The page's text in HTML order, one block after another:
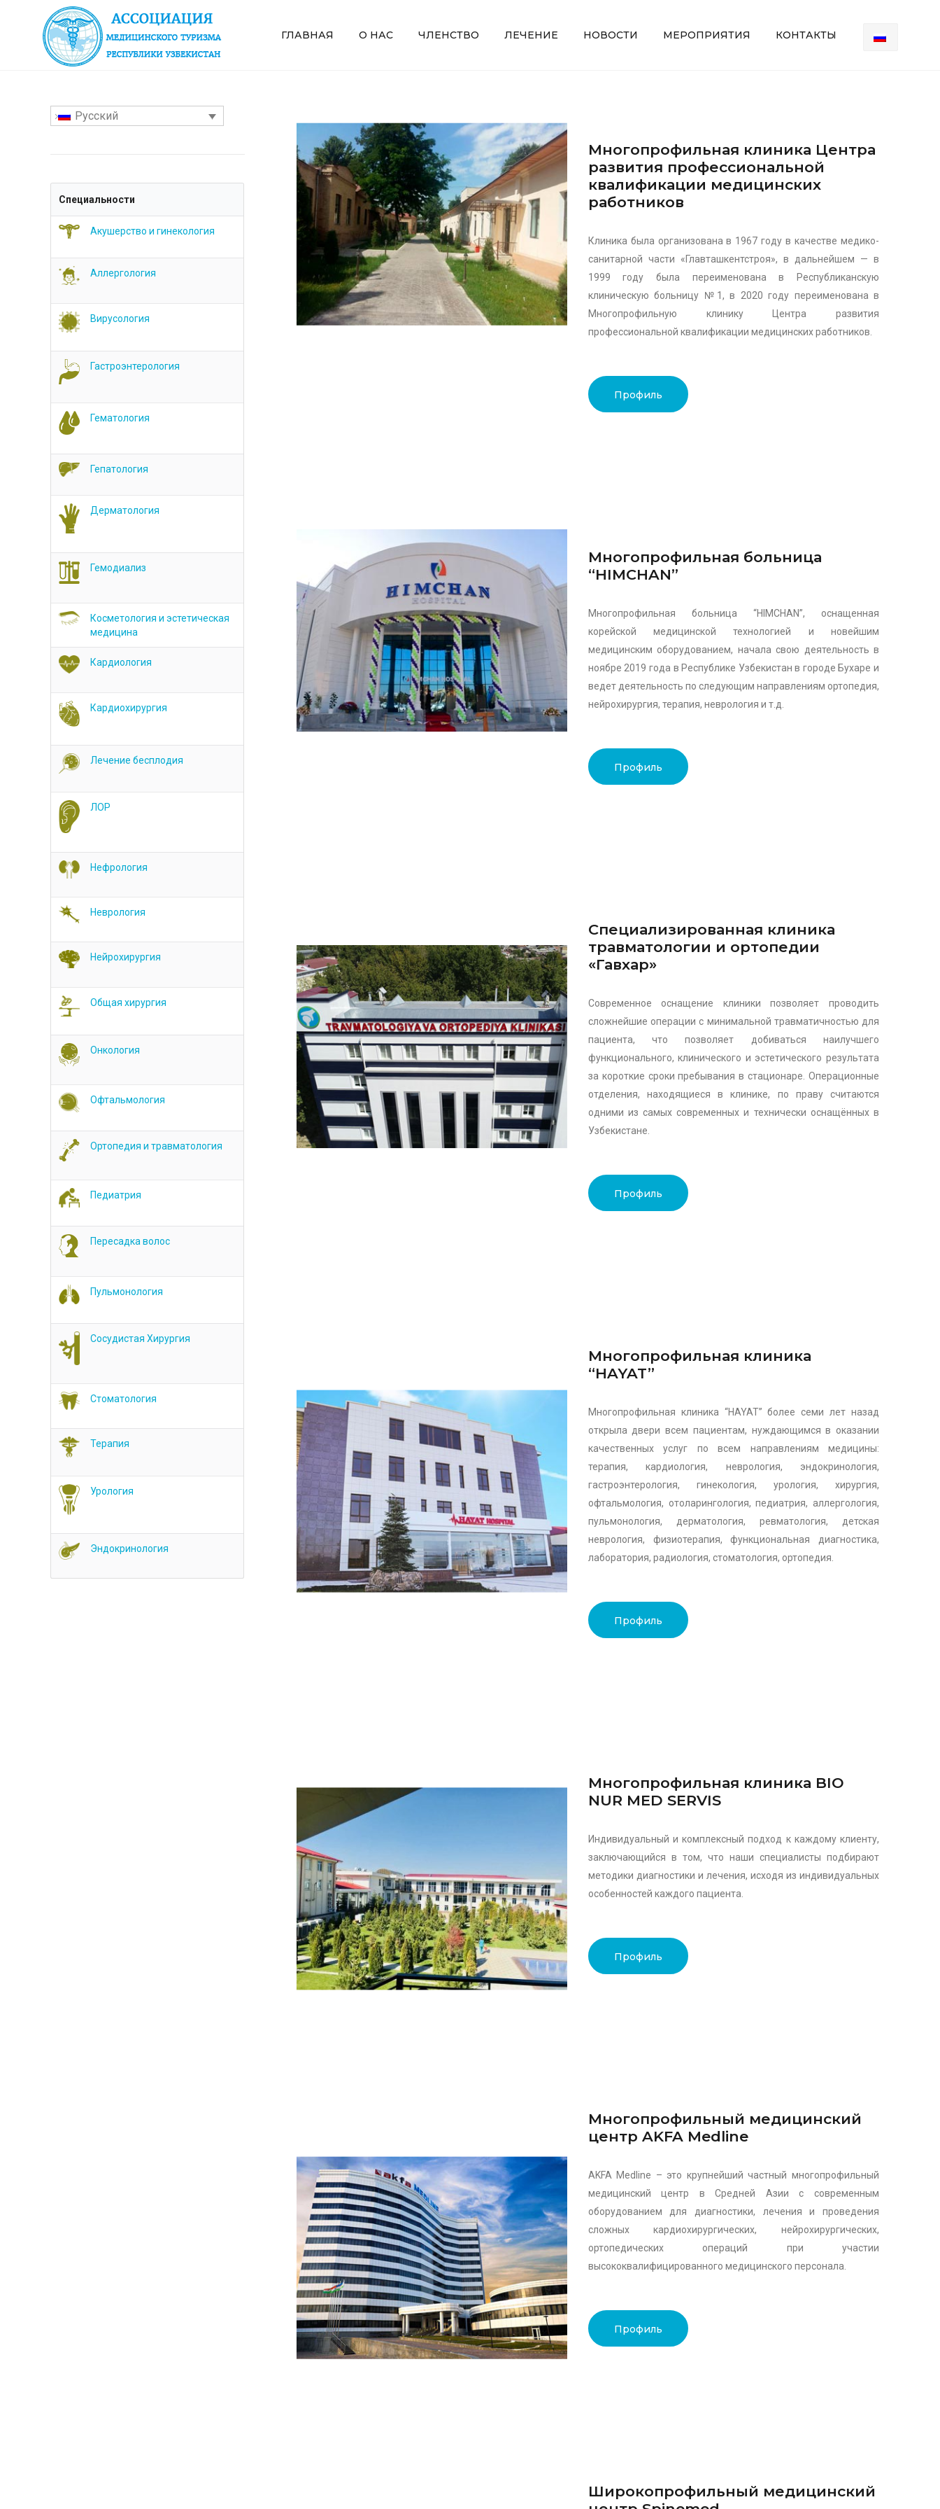
ГЛАВНАЯ О НАС ЧЛЕНСТВО ЛЕЧЕНИЕ НОВОСТИ МЕРОПРИЯТИЯ КОНТАКТЫ
Многопрофильная клиника Центра
развития профессиональной
квалификации медицинских
работников
Клиника была организована в 1967 году в качестве медико-
санитарной части «Главташкентстроя», в дальнейшем — в
1999 году была переименована в Республиканскую
клиническую больницу №1, в 2020 году переименована в
Многопрофильную клинику Центра развития
профессиональной квалификации медицинских работников.
Профиль
Многопрофильная больница
“HIMCHAN”
Многопрофильная больница “HIMCHAN”, оснащенная
корейской медицинской технологией и новейшим
медицинским оборудованием, начала свою деятельность в
ноябре 2019 года в Республике Узбекистан в городе Бухаре и
ведет деятельность по следующим направлениям ортопедия,
нейрохирургия, терапия, неврология и т.д.
Профиль
Специализированная клиника
травматологии и ортопедии
«Гавхар»
Современное оснащение клиники позволяет проводить
сложнейшие операции с минимальной травматичностью для
пациента, что позволяет добиваться наилучшего
функционального, клинического и эстетического результата
за короткие сроки пребывания в стационаре. Операционные
отделения, находящиеся в клинике, по праву считаются
одними из самых современных и технически оснащённых в
Узбекистане.
Профиль
Многопрофильная клиника
“HAYAT”
Многопрофильная клиника “HAYAT” более семи лет назад
открыла двери всем пациентам, нуждающимся в оказании
качественных услуг по всем направлениям медицины:
терапия, кардиология, неврология, эндокринология,
гастроэнтерология, гинекология, урология, хирургия,
офтальмология, отоларингология, педиатрия, аллергология,
пульмонология, дерматология, ревматология, детская
неврология, физиотерапия, функциональная диагностика,
лаборатория, радиология, стоматология, ортопедия.
Профиль
Многопрофильная клиника BIO
NUR MED SERVIS
Индивидуальный и комплексный подход к каждому клиенту,
заключающийся в том, что наши специалисты подбирают
методики диагностики и лечения, исходя из индивидуальных
особенностей каждого пациента.
Профиль
Многопрофильный медицинский
центр AKFA Medline
AKFA Medline – это крупнейший частный многопрофильный
медицинский центр в Средней Азии с современным
оборудованием для диагностики, лечения и проведения
сложных кардиохирургических, нейрохирургических,
ортопедических операций при участии
высококвалифицированного медицинского персонала.
Профиль
Широкопрофильный медицинский
Русский
Специальности
Акушерство и гинекология
Аллергология
Вирусология
Гастроэнтерология
Гематология
Гепатология
Дерматология
Гемодиализ
Косметология и эстетическая
медицина
Кардиология
Кардиохирургия
Лечение бесплодия
ЛОР
Нефрология
Неврология
Нейрохирургия
Общая хирургия
Онкология
Офтальмология
Ортопедия и травматология
Педиатрия
Пересадка волос
Пульмонология
Сосудистая Хирургия
Стоматология
Терапия
Урология
Эндокринология